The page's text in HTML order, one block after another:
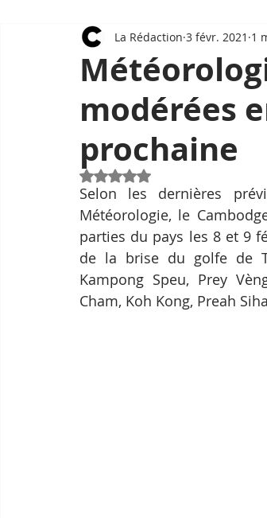
modérées
prochaine
La Rédaction 3 févr. 2021 1
Noté NaN étoiles sur 5.
Selon les dernières
Météorologie, le
parties du pays les 8 et 9
de la brise du golfe de
Kampong Speu, Prey
Cham, Koh Kong, Preah